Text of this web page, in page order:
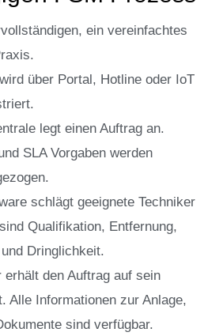
ein vereinfachtes
über Portal, Hotline oder IoT
legt einen Auftrag an.
SLA Vorgaben werden
schlägt geeignete Techniker
Qualifikation, Entfernung,
Dringlichkeit.
erhält den Auftrag auf sein
Alle Informationen zur Anlage,
sind verfügbar.